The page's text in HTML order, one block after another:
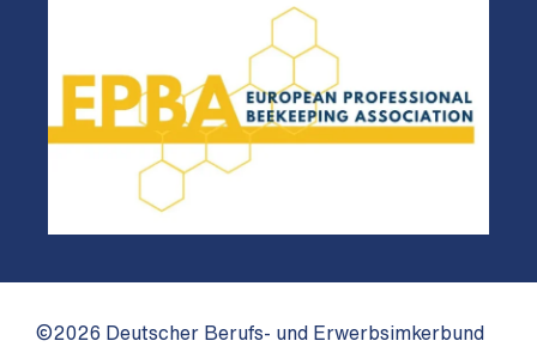
©2026 Deutscher Berufs- und Erwerbsimkerbund